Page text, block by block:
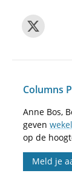
Columns
Anne Bos,
geven
op de
Meld je